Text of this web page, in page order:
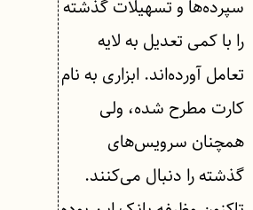
سپرده‌ها و تسهیلات گذشته
را با کمی تعدیل به لایه
تعامل آورده‌اند. ابزاری به نام
کارت مطرح شده، ولی
همچنان سرویس‌های
گذشته را دنبال می‌کنند.